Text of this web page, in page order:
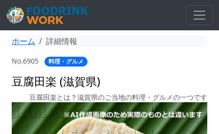
ホーム 詳細情報
No.6905 料理・グルメ
豆腐田楽 (滋賀県)
豆腐田楽とは？滋賀県のご当地の料理・グルメの一つです